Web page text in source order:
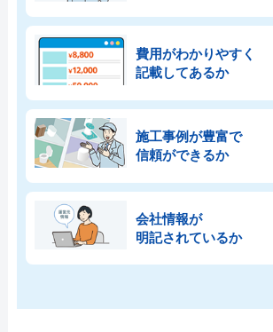
費用がわかりやすく
記載してあるか
施工事例が豊富で
信頼ができるか
会社情報が
明記されているか